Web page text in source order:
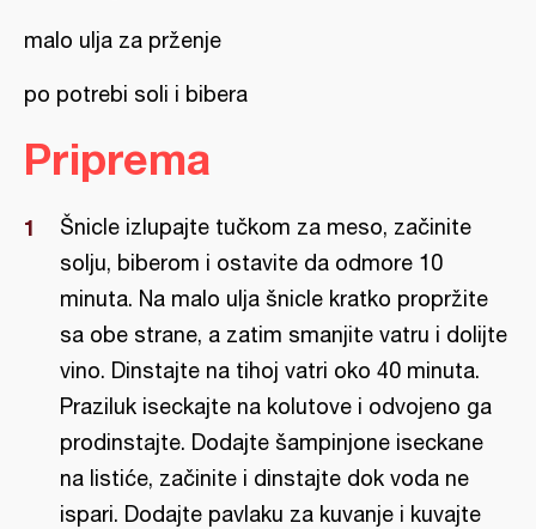
malo ulja za prženje
po potrebi soli i bibera
Priprema
Šnicle izlupajte tučkom za meso, začinite
solju, biberom i ostavite da odmore 10
minuta. Na malo ulja šnicle kratko propržite
sa obe strane, a zatim smanjite vatru i dolijte
vino. Dinstajte na tihoj vatri oko 40 minuta.
Praziluk iseckajte na kolutove i odvojeno ga
prodinstajte. Dodajte šampinjone iseckane
na listiće, začinite i dinstajte dok voda ne
ispari. Dodajte pavlaku za kuvanje i kuvajte